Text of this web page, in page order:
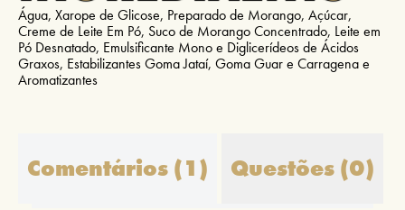
Água, Xarope de Glicose, Preparado de Morango, Açúcar,
Creme de Leite Em Pó, Suco de Morango Concentrado, Leite em
Pó Desnatado, Emulsificante Mono e Diglicerídeos de Ácidos
Graxos, Estabilizantes Goma Jataí, Goma Guar e Carragena e
Aromatizantes
Comentários (1) Questões (0)